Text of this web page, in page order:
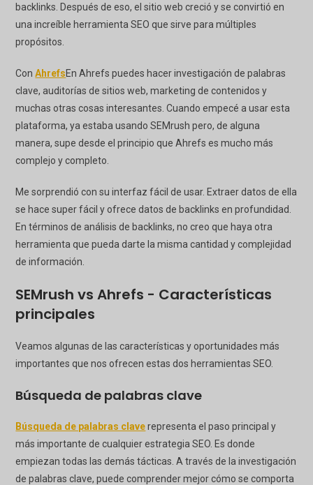
backlinks. Después de eso, el sitio web creció y se convirtió en
una increíble herramienta SEO que sirve para múltiples
propósitos.
ConAhrefsEn Ahrefs puedes hacer investigación de palabras
clave, auditorías de sitios web, marketing de contenidos y
muchas otras cosas interesantes. Cuando empecé a usar esta
plataforma, ya estaba usando SEMrush pero, de alguna
manera, supe desde el principio que Ahrefs es mucho más
complejo y completo.
Me sorprendió con su interfaz fácil de usar. Extraer datos de ella
se hace super fácil y ofrece datos de backlinks en profundidad.
En términos de análisis de backlinks, no creo que haya otra
herramienta que pueda darte la misma cantidad y complejidad
de información.
SEMrush vs Ahrefs - Características
principales
Veamos algunas de las características y oportunidades más
importantes que nos ofrecen estas dos herramientas SEO.
Búsqueda de palabras clave
Búsqueda de palabras claverepresenta el paso principal y
más importante de cualquier estrategia SEO. Es donde
empiezan todas las demás tácticas. A través de la investigación
de palabras clave, puede comprender mejor cómo se comporta